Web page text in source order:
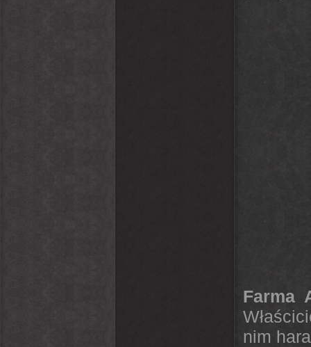
Farma
nim